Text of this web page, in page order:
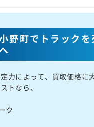
野町でトラックを
力によって、買取価格に
トなら、
ク